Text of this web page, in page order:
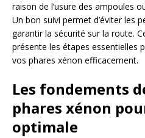
raison de l’usure des ampoules
Un bon suivi permet d’éviter les
garantir la sécurité sur la route.
présente les étapes essentielles
vos phares xénon efficacement.
Les fondements
phares xénon
optimale